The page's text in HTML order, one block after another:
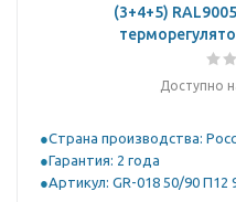
(3+4+5)
Доступно
Страна производства:
Гарантия: 2 года
Артикул: GR-018 50/90 П12